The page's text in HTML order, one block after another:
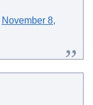
November 8,